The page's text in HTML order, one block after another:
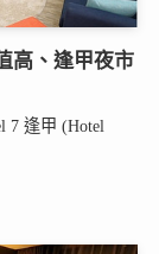
高、逢甲夜市
7 逢甲 (Hotel